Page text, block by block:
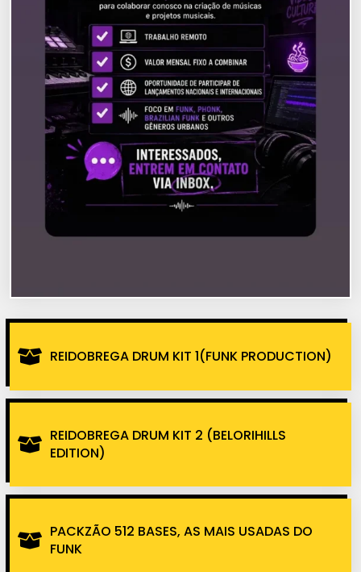
REIDOBREGA DRUM KIT 1(FUNK PRODUCTION)
REIDOBREGA DRUM KIT 2 (BELORIHILLS
EDITION)
PACKZÃO 512 BASES, AS MAIS USADAS DO
FUNK